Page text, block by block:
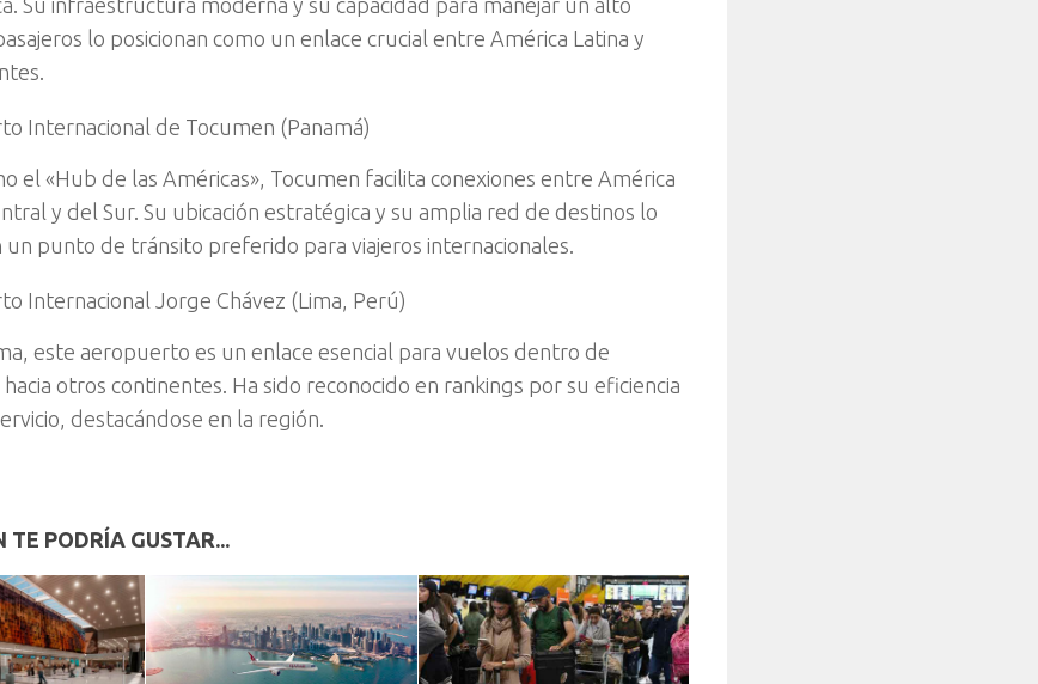
Su infraestructura moderna y su capacidad para manejar un alto
lo posicionan como un enlace crucial entre América Latina y
Internacional de Tocumen (Panamá)
el «Hub de las Américas», Tocumen facilita conexiones entre América
y del Sur. Su ubicación estratégica y su amplia red de destinos lo
un punto de tránsito preferido para viajeros internacionales.
Internacional Jorge Chávez (Lima, Perú)
este aeropuerto es un enlace esencial para vuelos dentro de
otros continentes. Ha sido reconocido en rankings por su eficiencia
destacándose en la región.
TE PODRÍA GUSTAR...